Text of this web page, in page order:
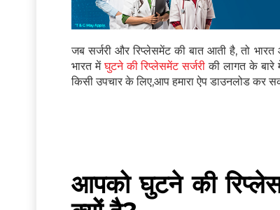
जब सर्जरी और रिप्लेसमेंट की बात आती है, तो
भारत मेंघुटने की रिप्लेसमेंट सर्जरी की लागत के बारे
किसी उपचार के लिए,आप हमारा ऐप डाउनलोड कर
आपको घुटने की